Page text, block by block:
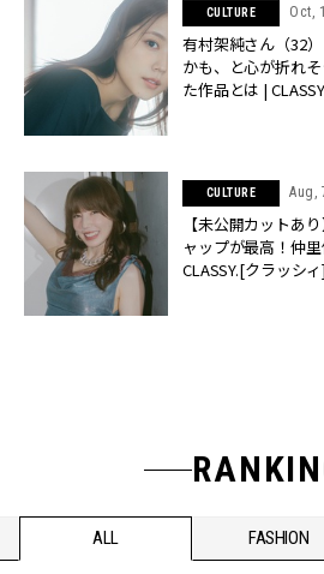
CULTURE Oct,
有村架純さん（32
かも、と心が折れ
た作品とは |
CULTURE Aug,
【未公開カットあ
ャップが最高！仲
CLASSY.[クラッシィ]
ALL FASHION